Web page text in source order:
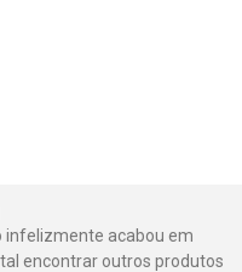
infelizmente acabou em
encontrar outros produtos